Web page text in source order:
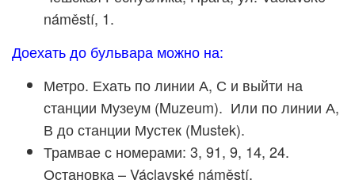
náměstí, 1.
Доехать до бульвара можно на:
Метро. Ехать по линии А, С и выйти на
станции Музеум (Muzeum). Или по линии А,
В до станции Мустек (Mustek).
Трамвае с номерами: 3, 91, 9, 14, 24.
Остановка – Václavské náměstí.